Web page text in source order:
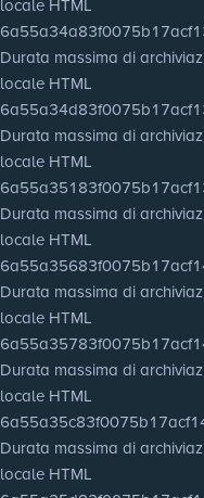
locale HTML
Durata massima di
locale HTML
Durata massima di
locale HTML
Durata massima di
locale HTML
Durata massima di
locale HTML
Durata massima di
locale HTML
Durata massima di
locale HTML